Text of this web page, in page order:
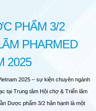
PHẨM 3/2
PHARMED
2025
2025 – sự kiện chuyên ngành
tại Trung tâm Hội chợ & Triển lãm
Dược phẩm 3/2 hân hạnh là một
30 Tháng Bảy, 2026